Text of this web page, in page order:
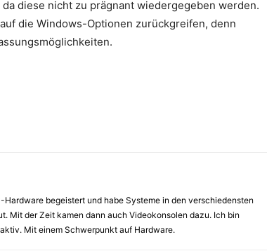
diese nicht zu prägnant wiedergegeben werden.
die Windows-Optionen zurückgreifen, denn
begeistert und habe Systeme in den verschiedensten
Mit der Zeit kamen dann auch Videokonsolen dazu. Ich bin
Mit einem Schwerpunkt auf Hardware.